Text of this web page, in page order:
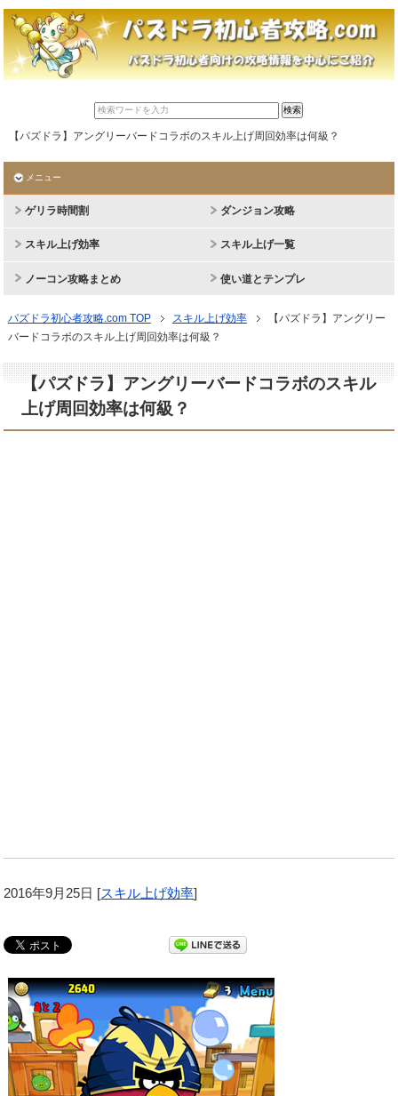
【パズドラ】アングリーバードコラボのスキル上げ周回効率は何級？
メニュー
ゲリラ時間割 ダンジョン攻略
スキル上げ効率 スキル上げ一覧
ノーコン攻略まとめ 使い道とテンプレ
パズドラ初心者攻略.com TOP スキル上げ効率
【パズドラ】アングリー
バードコラボのスキル上げ周回効率は何級？
【パズドラ】アングリーバードコラボのスキル
上げ周回効率は何級？
2016年9月25日 [スキル上げ効率]